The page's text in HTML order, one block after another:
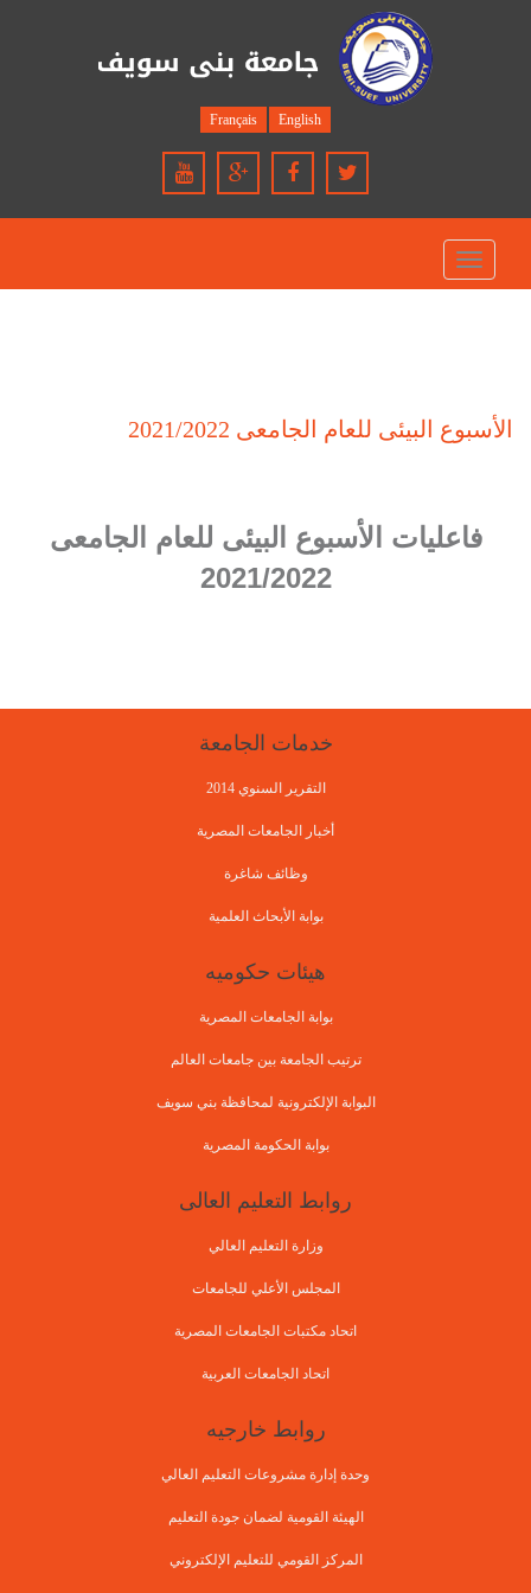
English
Français
Toggle
navigation
الأسبوع البيئى للعام الجامعى 2021/2022
فاعليات الأسبوع البيئى للعام الجامعى
2021/2022
خدمات الجامعة
التقرير السنوي 2014
أخبار الجامعات المصرية
وظائف شاغرة
بوابة الأبحاث العلمية
هيئات حكوميه
بوابة الجامعات المصرية
ترتيب الجامعة بين جامعات العالم
البوابة الإلكترونية لمحافظة بني سويف
بوابة الحكومة المصرية
روابط التعليم العالى
وزارة التعليم العالي
المجلس الأعلي للجامعات
اتحاد مكتبات الجامعات المصرية
اتحاد الجامعات العربية
روابط خارجيه
وحدة إدارة مشروعات التعليم العالي
الهيئة القومية لضمان جودة التعليم
المركز القومي للتعليم الإلكتروني